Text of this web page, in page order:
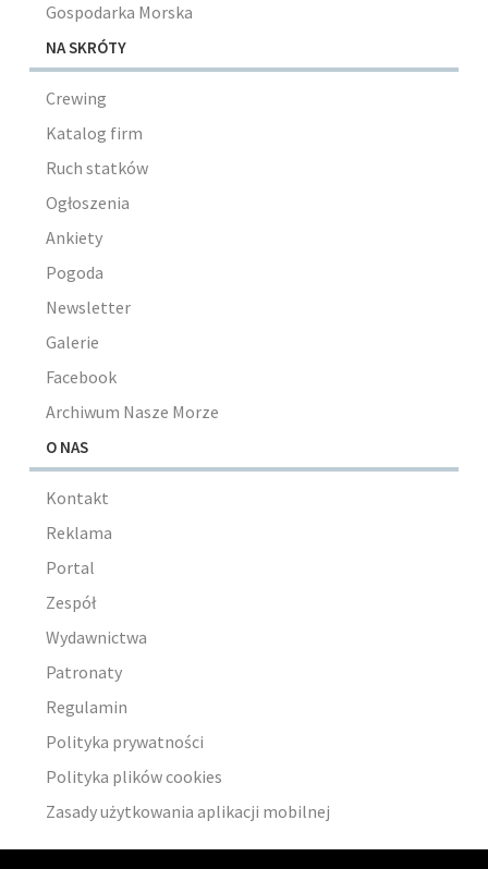
Gospodarka Morska
NA SKRÓTY
Crewing
Katalog firm
Ruch statków
Ogłoszenia
Ankiety
Pogoda
Newsletter
Galerie
Facebook
Archiwum Nasze Morze
O NAS
Kontakt
Reklama
Portal
Zespół
Wydawnictwa
Patronaty
Regulamin
Polityka prywatności
Polityka plików cookies
Zasady użytkowania aplikacji mobilnej